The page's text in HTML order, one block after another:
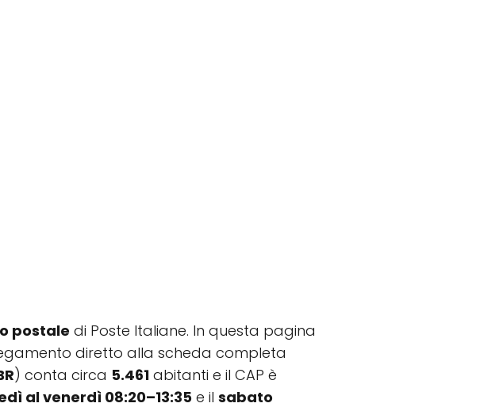
postale di Poste Italiane. In questa pagina
diretto alla scheda completa
) conta circa 5.461 abitanti e il CAP è
al venerdì 08:20–13:35e il sabato